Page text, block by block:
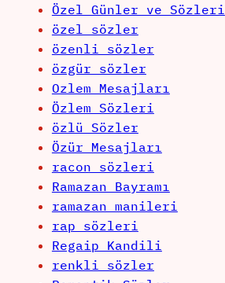
Özel Günler ve Sözleri
özel sözler
özenli sözler
özgür sözler
Ozlem Mesajları
Özlem Sözleri
özlü Sözler
Özür Mesajları
racon sözleri
Ramazan Bayramı
ramazan manileri
rap sözleri
Regaip Kandili
renkli sözler